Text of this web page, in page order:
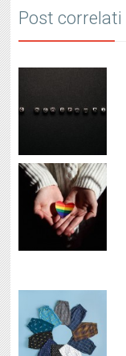
Post correlati